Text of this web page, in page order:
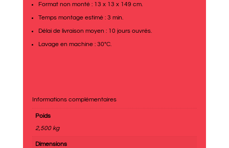
Format non monté : 13 x 13 x 149 cm.
Temps montage estimé : 3 min.
Délai de livraison moyen : 10 jours ouvrés.
Lavage en machine : 30°C.
Informations complémentaires
Poids
2,500 kg
Dimensions